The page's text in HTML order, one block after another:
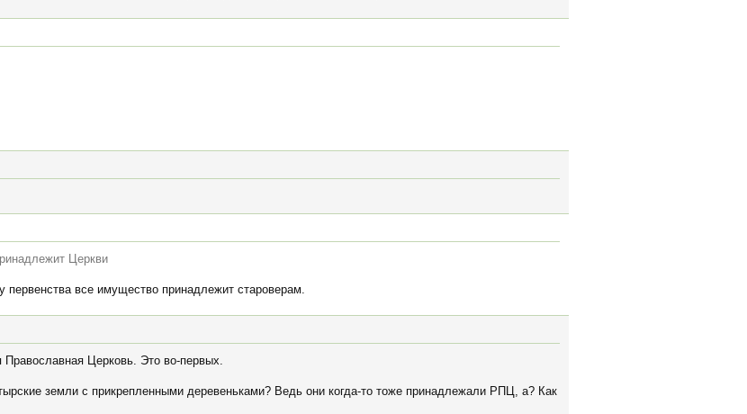
Церкви
все имущество принадлежит староверам.
Церковь. Это во-первых.
земли с прикрепленными деревеньками? Ведь они когда-то тоже принадлежали РПЦ, а? Как